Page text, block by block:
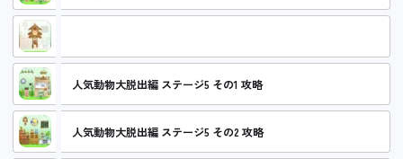
人気動物大脱出編 ステージ5 その1 攻略
人気動物大脱出編 ステージ5 その2 攻略